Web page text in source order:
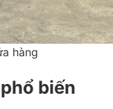
hàng
biến